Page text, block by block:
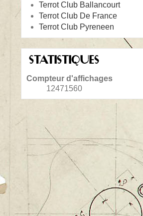
Terrot Club Ballancourt
Terrot Club De France
Terrot Club Pyreneen
STATISTIQUES
Compteur d'affichages
12471560